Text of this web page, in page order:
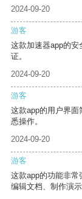
2024-09-20
游客
这款加速器app的
证。
2024-09-20
游客
这款app的用户界
悉操作。
2024-09-20
游客
这款app的功能非
编辑文档、制作演